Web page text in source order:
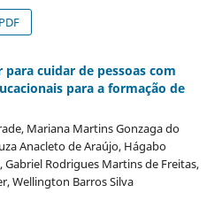
PDF
para cuidar de pessoas com
para a formação de
Mariana Martins Gonzaga do
Anacleto de Araújo, Hágabo
Gabriel Rodrigues Martins de Freitas,
Wellington Barros Silva